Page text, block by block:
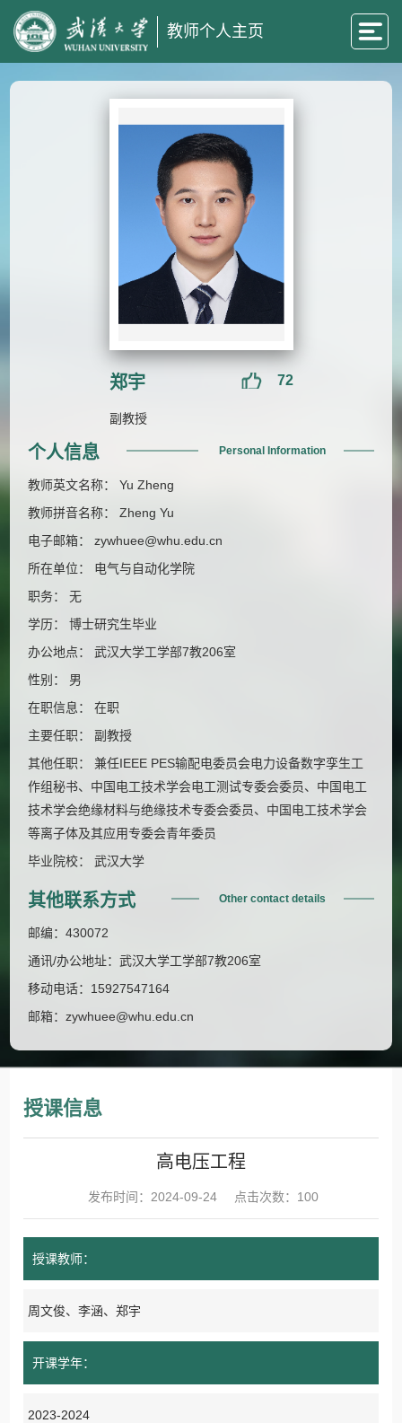
教师个人主页
郑宇 72
副教授
个人信息 Personal Information
教师英文名称： Yu Zheng
教师拼音名称： Zheng Yu
电子邮箱：zywhuee@whu.edu.cn
所在单位： 电气与自动化学院
职务： 无
学历： 博士研究生毕业
办公地点： 武汉大学工学部7教206室
性别： 男
在职信息： 在职
主要任职： 副教授
其他任职： 兼任IEEE PES输配电委员会电力设备数字孪生工
作组秘书、中国电工技术学会电工测试专委会委员、中国电工
技术学会绝缘材料与绝缘技术专委会委员、中国电工技术学会
等离子体及其应用专委会青年委员
毕业院校： 武汉大学
其他联系方式 Other contact details
邮编：430072
通讯/办公地址：武汉大学工学部7教206室
移动电话： 15927547164
邮箱：zywhuee@whu.edu.cn
授课信息
高电压工程
发布时间：2024-09-24 点击次数： 100
授课教师：
周文俊、李涵、郑宇
开课学年：
2023-2024